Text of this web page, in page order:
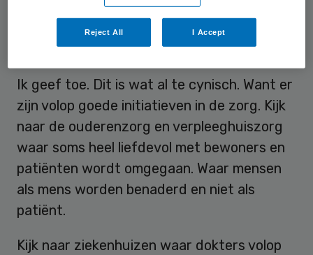
Soms gaat het goed
Ik geef toe. Dit is wat al te cynisch. Want er
zijn volop goede initiatieven in de zorg. Kijk
naar de ouderenzorg en verpleeghuiszorg
waar soms heel liefdevol met bewoners en
patiënten wordt omgegaan. Waar mensen
als mens worden benaderd en niet als
patiënt.
Kijk naar ziekenhuizen waar dokters volop
Reject All I Accept